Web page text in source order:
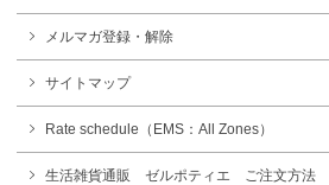
メルマガ登録・解除
サイトマップ
Rate schedule（EMS：All Zones）
生活雑貨通販 ゼルポティエ ご注文方法